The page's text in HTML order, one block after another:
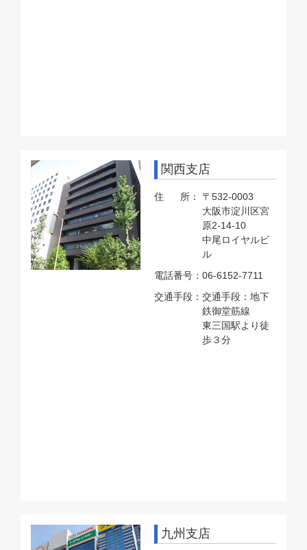
関西支店
住 所：
〒532-0003
大阪市淀川区宮
原2-14-10
中尾ロイヤルビ
ル
電話番号： 06-6152-7711
交通手段： 交通手段：地下
鉄御堂筋線
東三国駅より徒
歩３分
九州支店